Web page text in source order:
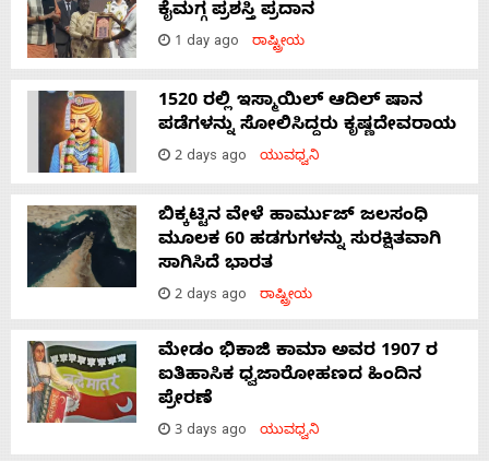
ಕೈಮಗ್ಗ ಪ್ರಶಸ್ತಿ ಪ್ರದಾನ
1 day ago ರಾಷ್ಟ್ರೀಯ
1520 ರಲ್ಲಿ ಇಸ್ಮಾಯಿಲ್ ಆದಿಲ್ ಷಾನ
ಪಡೆಗಳನ್ನು ಸೋಲಿಸಿದ್ದರು ಕೃಷ್ಣದೇವರಾಯ
2 days ago ಯುವಧ್ವನಿ
ಬಿಕ್ಕಟ್ಟಿನ ವೇಳೆ ಹಾರ್ಮುಜ್ ಜಲಸಂಧಿ
ಮೂಲಕ 60 ಹಡಗುಗಳನ್ನು ಸುರಕ್ಷಿತವಾಗಿ
ಸಾಗಿಸಿದೆ ಭಾರತ
2 days ago ರಾಷ್ಟ್ರೀಯ
ಮೇಡಂ ಭಿಕಾಜಿ ಕಾಮಾ ಅವರ 1907 ರ
ಐತಿಹಾಸಿಕ ಧ್ವಜಾರೋಹಣದ ಹಿಂದಿನ
ಪ್ರೇರಣೆ
3 days ago ಯುವಧ್ವನಿ